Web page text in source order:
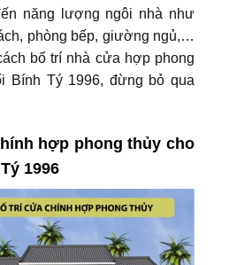
năng lượng ngôi nhà như
phòng bếp, giường ngủ,…
bố trí nhà cửa hợp phong
Bính Tý 1996, đừng bỏ qua
hợp phong thủy cho
1996